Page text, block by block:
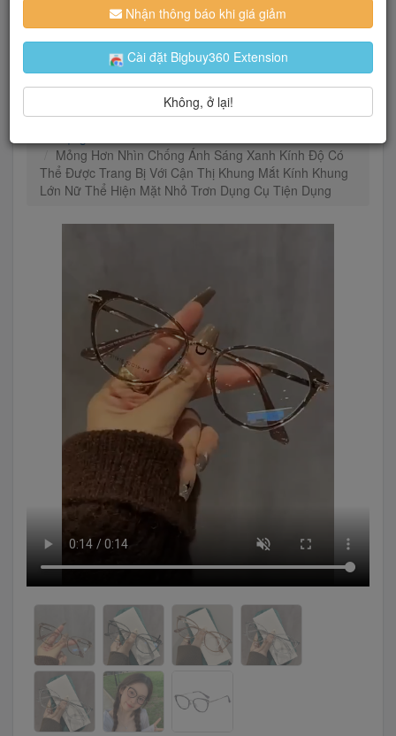
Người dùng đang quan tâm đến 🔥...
Trang chủ Phụ Kiện Thời Trang
Kính mắt
Mỏng Hơn Nhìn Chống Ánh Sáng Xanh Kính Độ Có
Thể Được Trang Bị Với Cận Thị Khung Mắt Kính Khung
Lớn Nữ Thể Hiện Mặt Nhỏ Trơn Dụng Cụ Tiện Dụng
Nhận thông báo khi giá giảm
Cài đặt Bigbuy360 Extension
Không, ở lại!